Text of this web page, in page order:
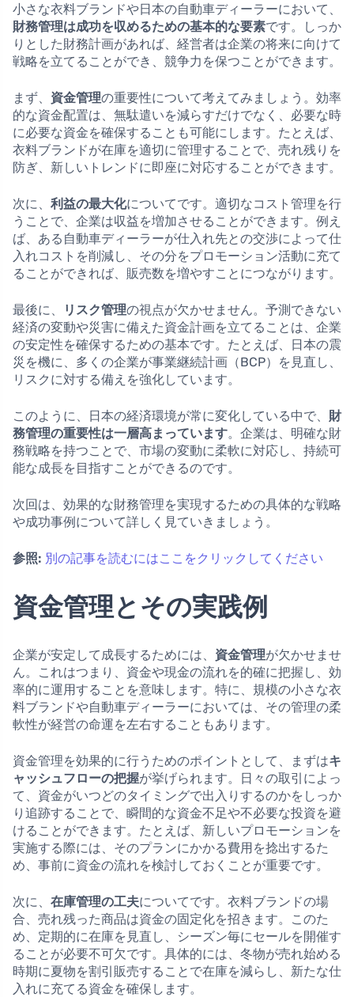
小さな衣料ブランドや日本の自動車ディーラーにおいて、
財務管理は成功を収めるための基本的な要素です。しっか
りとした財務計画があれば、経営者は企業の将来に向けて
戦略を立てることができ、競争力を保つことができます。
まず、 資金管理の重要性について考えてみましょう。効率
的な資金配置は、無駄遣いを減らすだけでなく、必要な時
に必要な資金を確保することも可能にします。たとえば、
衣料ブランドが在庫を適切に管理することで、売れ残りを
防ぎ、新しいトレンドに即座に対応することができます。
次に、 利益の最大化についてです。適切なコスト管理を行
うことで、企業は収益を増加させることができます。例え
ば、ある自動車ディーラーが仕入れ先との交渉によって仕
入れコストを削減し、その分をプロモーション活動に充て
ることができれば、販売数を増やすことにつながります。
最後に、 リスク管理の視点が欠かせません。予測できない
経済の変動や災害に備えた資金計画を立てることは、企業
の安定性を確保するための基本です。たとえば、日本の震
災を機に、多くの企業が事業継続計画（BCP）を見直し、
リスクに対する備えを強化しています。
このように、日本の経済環境が常に変化している中で、 財
務管理の重要性は一層高まっています。企業は、明確な財
務戦略を持つことで、市場の変動に柔軟に対応し、持続可
能な成長を目指すことができるのです。
次回は、効果的な財務管理を実現するための具体的な戦略
や成功事例について詳しく見ていきましょう。
参照: 別の記事を読むにはここをクリックしてください
資金管理とその実践例
企業が安定して成長するためには、 資金管理が欠かせませ
ん。これはつまり、資金や現金の流れを的確に把握し、効
率的に運用することを意味します。特に、規模の小さな衣
料ブランドや自動車ディーラーにおいては、その管理の柔
軟性が経営の命運を左右することもあります。
資金管理を効果的に行うためのポイントとして、まずはキ
ャッシュフローの把握が挙げられます。日々の取引によっ
て、資金がいつどのタイミングで出入りするのかをしっか
り追跡することで、瞬間的な資金不足や不必要な投資を避
けることができます。たとえば、新しいプロモーションを
実施する際には、そのプランにかかる費用を捻出するた
め、事前に資金の流れを検討しておくことが重要です。
次に、 在庫管理の工夫についてです。衣料ブランドの場
合、売れ残った商品は資金の固定化を招きます。このた
め、定期的に在庫を見直し、シーズン毎にセールを開催す
ることが必要不可欠です。具体的には、冬物が売れ始める
時期に夏物を割引販売することで在庫を減らし、新たな仕
入れに充てる資金を確保します。